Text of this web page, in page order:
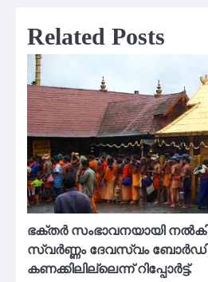
Related Posts
ഭക്തർ സംഭാവനയായി
സ്വർണ്ണം ദേവസ്വം
കണക്കിലില്ലെന്ന് റിപ്പോർട്ട്.